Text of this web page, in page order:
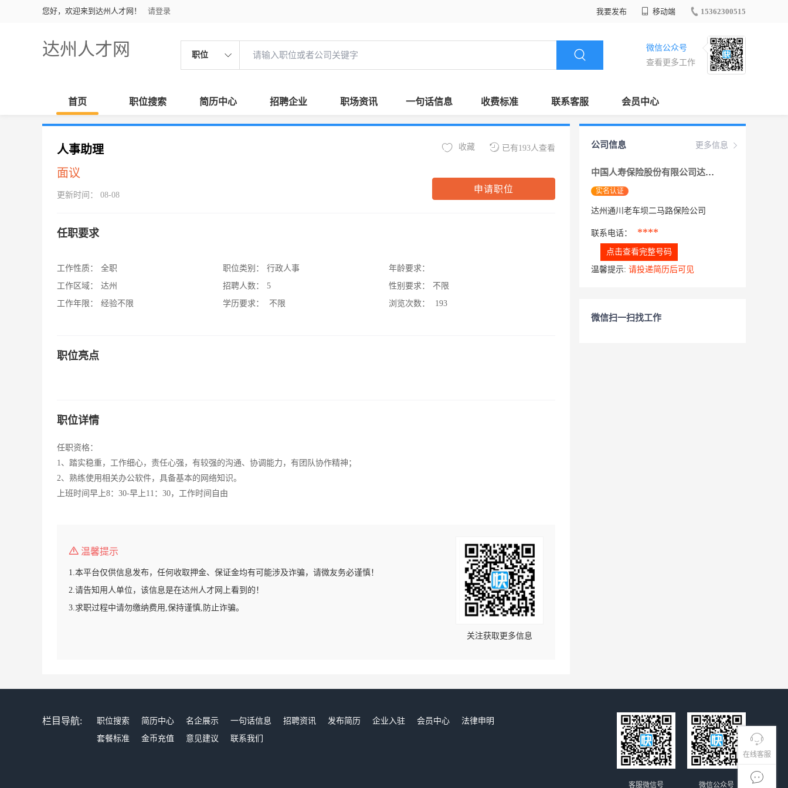
您好，欢迎来到达州人才网！ 请登录 我要发布 移动端 15362300515
达州人才网 职位
微信公众号
查看更多工作
首页 职位搜索 简历中心 招聘企业 职场资讯 一句话信息 收费标准 联系客服 会员中心
在线客服
人事助理
面议
更新时间： 08-08
已有193人查看
收藏
申请职位
任职要求
工作性质：
全职
工作区域：
达州
工作年限：
经验不限
职位类别：
行政人事
招聘人数：
5
学历要求：
不限
年龄要求：
性别要求：
不限
浏览次数：
193
职位亮点
职位详情
任职资格：
1、踏实稳重，工作细心，责任心强，有较强的沟通、协调能力，有团队协作精神；
2、熟练使用相关办公软件，具备基本的网络知识。
上班时间早上8：30-早上11：30，工作时间自由
温馨提示
1.本平台仅供信息发布，任何收取押金、保证金均有可能涉及诈骗，请微友务必谨慎！
2.请告知用人单位，该信息是在达州人才网上看到的！
3.求职过程中请勿缴纳费用,保持谨慎,防止诈骗。
关注获取更多信息
更多信息
公司信息
中国人寿保险股份有限公司达州市分公司
实名认证
达州通川老车坝二马路保险公司
联系电话： ****
点击查看完整号码
温馨提示: 请投递简历后可见
微信扫一扫找工作
栏目导航: 职位搜索 简历中心 名企展示 一句话信息 招聘资讯 发布简历 企业入驻 会员中心
法律申明
套餐标准
金币充值 意见建议 联系我们
微信公众号
客服微信号